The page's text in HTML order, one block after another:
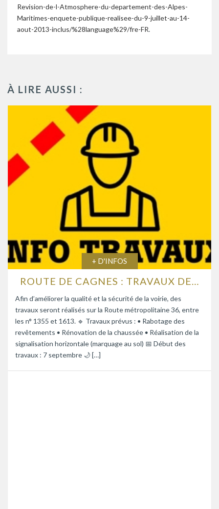
Revision-de-l-Atmosphere-du-departement-des-Alpes-
Maritimes-enquete-publique-realisee-du-9-juillet-au-14-
aout-2013-inclus/%28language%29/fre-FR.
À LIRE AUSSI :
+ D'INFOS
ROUTE DE CAGNES : TRAVAUX DE RENFORCEMENT DE LA CHAUSSÉE
Afin d’améliorer la qualité et la sécurité de la voirie, des
travaux seront réalisés sur la Route métropolitaine 36, entre
les n° 1355 et 1613. 🔹 Travaux prévus : • Rabotage des
revêtements • Rénovation de la chaussée • Réalisation de la
signalisation horizontale (marquage au sol) 📅 Début des
travaux : 7 septembre 🌙 […]